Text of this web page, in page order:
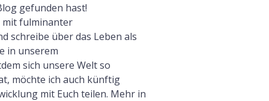
gefunden hast!
mit fulminanter
schreibe über das Leben als
in unserem
sich unsere Welt so
möchte ich auch künftig
mit Euch teilen. Mehr in